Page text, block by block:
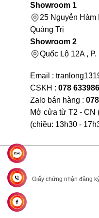
Showroom 1
25 Nguyễn Hàm
Quảng Trị
Showroom 2
Quốc Lộ 12A ,
Email :
CSKH : 078
Zalo bán hàng :
Mở cửa từ T2 - CN
(chiều: 13h30 -
Giấy chứng nhận đăng